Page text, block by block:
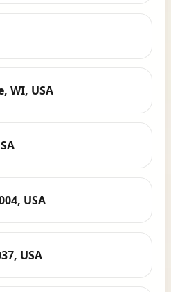
WI, USA
USA
USA